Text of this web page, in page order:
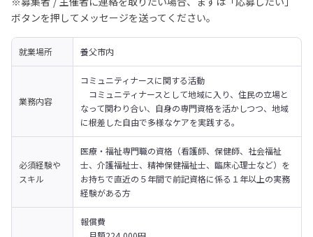
ボタンを押してメッセージを送ってください。
就業場所 養父市内
業務内容
コミュニティナースに関する活動
コミュニティナースとして地域に入り、住民の立場と
なって関わり合い、自身の専門資格を活かしつつ、地域
に根差した自由で多様なケアを実践する。
必須経験や
スキル
医療・福祉専門職の資格（看護師、保健師、社会福祉
士、介護福祉士、精神保健福祉士、臨床心理士など）を
お持ちで直近の５年間で前記資格に係る１年以上の実務
経験がある方
報償費